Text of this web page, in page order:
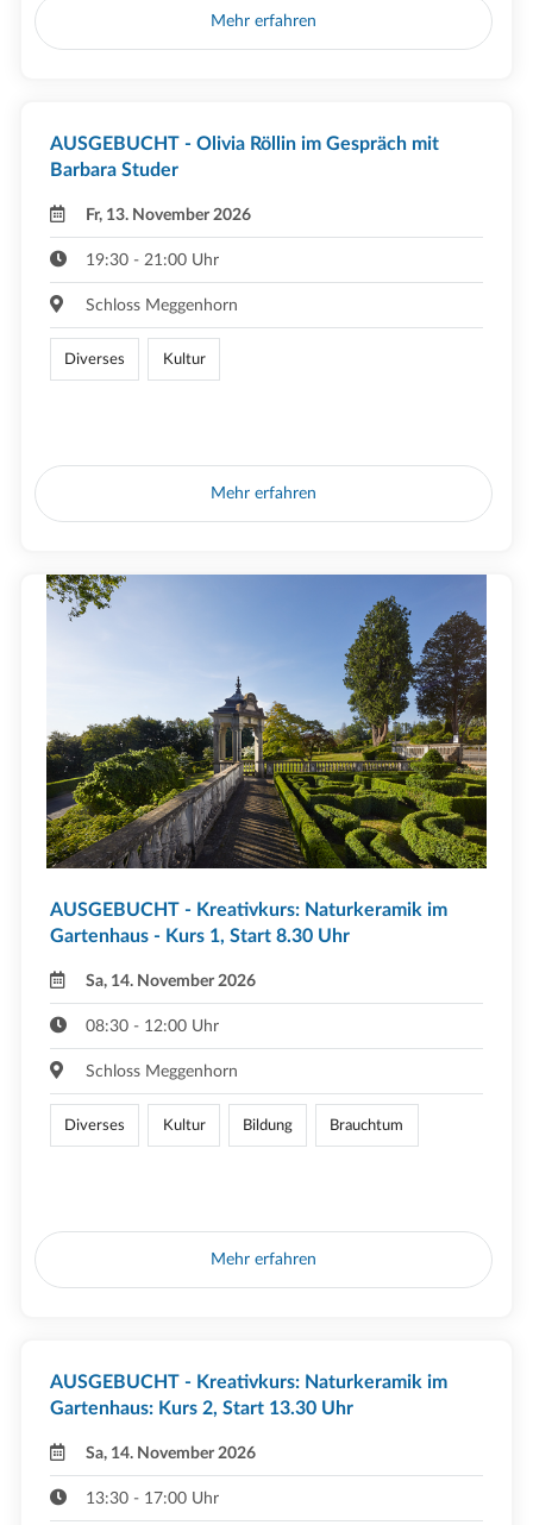
Mehr erfahren
AUSGEBUCHT - Olivia Röllin im Gespräch mit
Barbara Studer
Fr, 13. November 2026
19:30 - 21:00 Uhr
Schloss Meggenhorn
Diverses Kultur
Mehr erfahren
AUSGEBUCHT - Kreativkurs: Naturkeramik im
Gartenhaus - Kurs 1, Start 8.30 Uhr
Sa, 14. November 2026
08:30 - 12:00 Uhr
Schloss Meggenhorn
Diverses Kultur Bildung Brauchtum
Mehr erfahren
AUSGEBUCHT - Kreativkurs: Naturkeramik im
Gartenhaus: Kurs 2, Start 13.30 Uhr
Sa, 14. November 2026
13:30 - 17:00 Uhr